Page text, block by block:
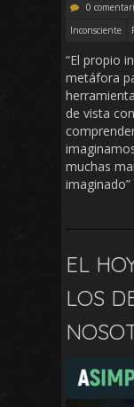
0
Inconsciente
“El propio
metáfora
de vista
muchas
imaginado”
EL
LOS